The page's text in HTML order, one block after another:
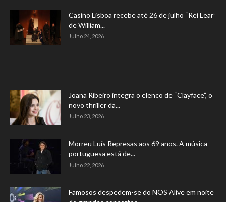
Casino Lisboa recebe até 26 de julho “Rei Lear”
de William...
Julho 24, 2026
Joana Ribeiro integra o elenco de “Clayface”, o
novo thriller da...
Julho 23, 2026
Morreu Luís Represas aos 69 anos. A música
portuguesa está de...
Julho 22, 2026
Famosos despedem-se do NOS Alive em noite